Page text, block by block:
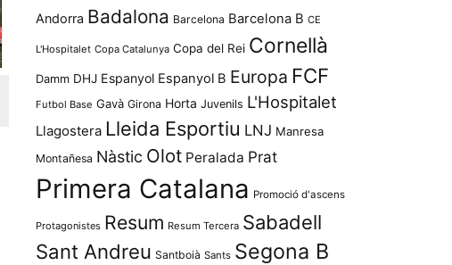
Andorra Badalona Barcelona Barcelona B CE
L'Hospitalet Copa Catalunya Copa del Rei Cornellà
Damm DHJ Espanyol Espanyol B Europa FCF
Futbol Base Gavà Girona Horta Juvenils L'Hospitalet
Llagostera Lleida Esportiu LNJ Manresa
Montañesa Nàstic Olot Peralada Prat
Primera Catalana Promoció d'ascens
Protagonistes Resum Resum Tercera Sabadell
Sant Andreu Santboià Sants Segona B